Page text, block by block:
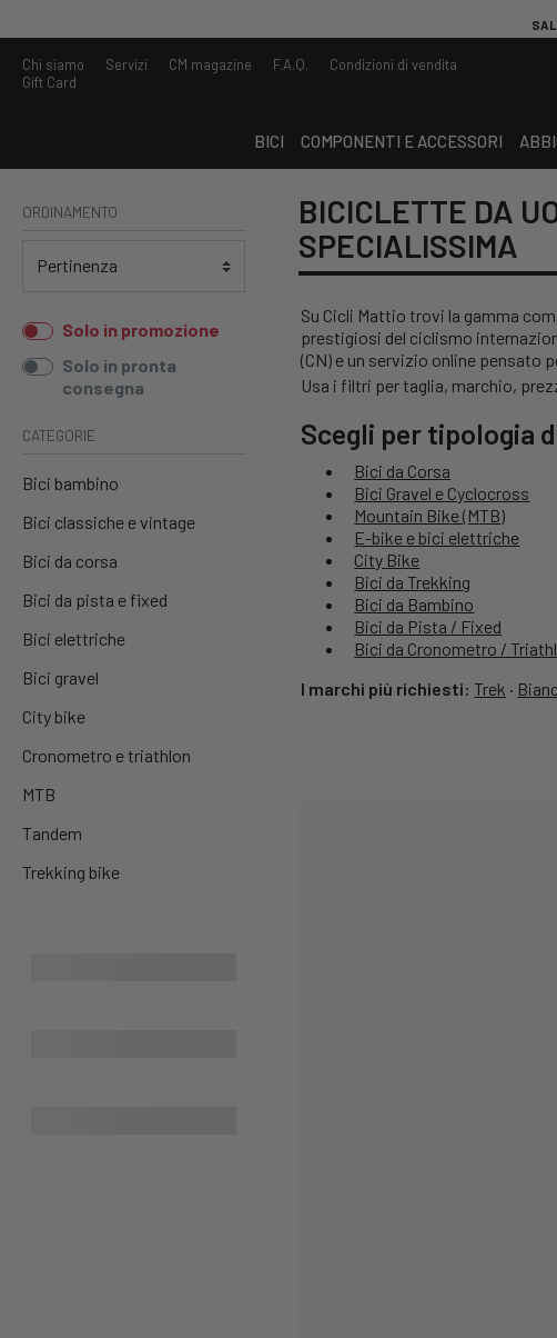
Chi siamo Servizi CM magazine F.A.Q.
Condizioni di vendita
Gift Card
BICI COMPONENTI E ACCESSORI
ORDINAMENTO
Solo in promozione
Solo in pronta
consegna
CATEGORIE
Bici bambino
Bici classiche e vintage
Bici da corsa
Bici da pista e fixed
Bici elettriche
Bici gravel
City bike
Cronometro e triathlon
MTB
Tandem
Trekking bike
BICICLETTE DA
SPECIALISSIMA
Su Cicli Mattio trovi la gamma
prestigiosi del ciclismo
(CN) e un servizio online pensato
Usa i filtri per taglia, marchio,
Scegli per tipologia
Bici da Corsa
Bici Gravel e Cyclocross
Mountain Bike (MTB)
E-bike e bici elettriche
City Bike
Bici da Trekking
Bici da Bambino
Bici da Pista / Fixed
Bici da Cronometro /
I marchi più richiesti: Trek ·